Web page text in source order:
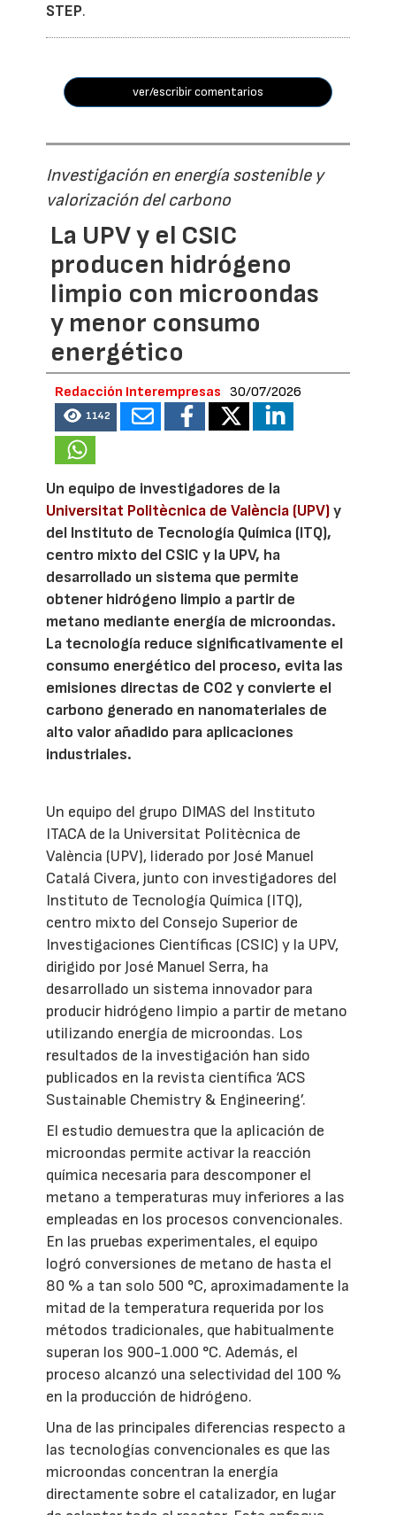
STEP.
ver/escribir comentarios
Investigación en energía sostenible y
valorización del carbono
La UPV y el CSIC
producen hidrógeno
limpio con microondas
y menor consumo
energético
Redacción Interempresas 30/07/2026
1142
Un equipo de investigadores de la
Universitat Politècnica de València (UPV)y
del Instituto de Tecnología Química (ITQ),
centro mixto del CSIC y la UPV, ha
desarrollado un sistema que permite
obtener hidrógeno limpio a partir de
metano mediante energía de microondas.
La tecnología reduce significativamente el
consumo energético del proceso, evita las
emisiones directas de CO2 y convierte el
carbono generado en nanomateriales de
alto valor añadido para aplicaciones
industriales.
Un equipo del grupo DIMAS del Instituto
ITACA de la Universitat Politècnica de
València (UPV), liderado por José Manuel
Catalá Civera, junto con investigadores del
Instituto de Tecnología Química (ITQ),
centro mixto del Consejo Superior de
Investigaciones Científicas (CSIC) y la UPV,
dirigido por José Manuel Serra, ha
desarrollado un sistema innovador para
producir hidrógeno limpio a partir de metano
utilizando energía de microondas. Los
resultados de la investigación han sido
publicados en la revista científica ‘ACS
Sustainable Chemistry & Engineering’.
El estudio demuestra que la aplicación de
microondas permite activar la reacción
química necesaria para descomponer el
metano a temperaturas muy inferiores a las
empleadas en los procesos convencionales.
En las pruebas experimentales, el equipo
logró conversiones de metano de hasta el
80 % a tan solo 500 °C, aproximadamente la
mitad de la temperatura requerida por los
métodos tradicionales, que habitualmente
superan los 900-1.000 °C. Además, el
proceso alcanzó una selectividad del 100 %
en la producción de hidrógeno.
Una de las principales diferencias respecto a
las tecnologías convencionales es que las
microondas concentran la energía
directamente sobre el catalizador, en lugar